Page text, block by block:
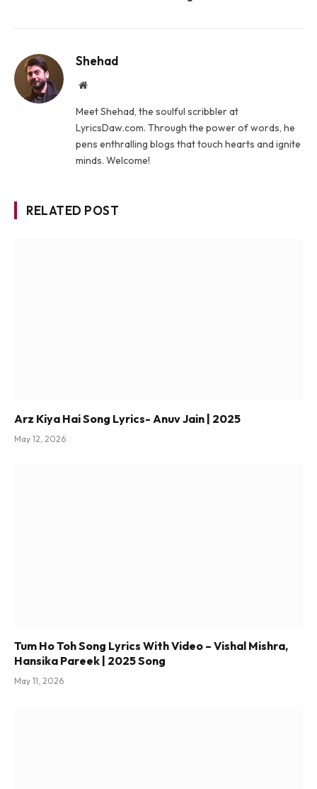
Shehad
Website
Meet Shehad, the soulful scribbler at
LyricsDaw.com. Through the power of words, he
pens enthralling blogs that touch hearts and ignite
minds. Welcome!
RELATED POST
Arz Kiya Hai Song Lyrics- Anuv Jain | 2025
May 12, 2026
Tum Ho Toh Song Lyrics With Video – Vishal Mishra,
Hansika Pareek | 2025 Song
May 11, 2026